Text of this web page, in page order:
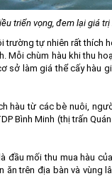
triển vọng, đem lại giá
tự nhiên rất thích
Mỗi chùm hàu khi thu
làm giá thể cấy hàu
hàu từ các bè nuôi,
Bình Minh (thị trấn
đầu mối thu mua hàu
trên địa bàn và vùng